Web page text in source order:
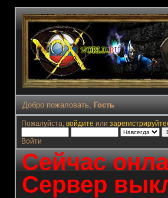
Добро пожаловать, Гость
Пожалуйста, войдите или
Войти
Сейчас
Сервер